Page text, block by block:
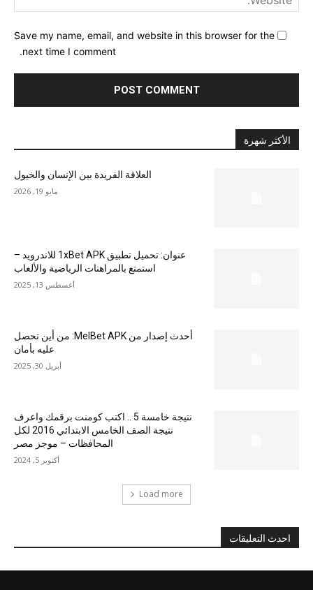
Save my name, email, and website in this browser for the
next time I comment.
الأكثر شهرة
العلاقة الفريدة بين الإنسان والخيول
مايو 19, 2026
عنوان: تحميل تطبيق 1xBet APK للاندرويد –
استمتع بالمراهنات الرياضية والألعاب
أغسطس 13, 2025
أحدث إصدار من MelBet APK: من أين تحصل
عليه بأمان
أبريل 30, 2025
نتيجة خامسة 5 .. اكتب كومنت برقمك واعرف
نتيجة الصف الخامس الابتدائي 2016 لكل
المحافظات – موجز مصر
أكتوبر 5, 2024
Load more
احدث التعليقات